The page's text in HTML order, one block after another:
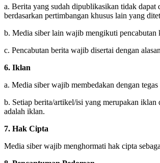
a. Berita yang sudah dipublikasikan tidak dapat
berdasarkan pertimbangan khusus lain yang
b. Media siber lain wajib mengikuti pencabutan
c. Pencabutan berita wajib disertai dengan
6. Iklan
a. Media siber wajib membedakan dengan
b. Setiap berita/artikel/isi yang merupakan iklan
adalah iklan.
7. Hak Cipta
Media siber wajib menghormati hak cipta